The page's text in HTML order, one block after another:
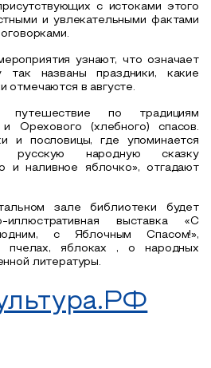
с истоками этого
и увлекательными фактами
узнают, что означает
так названы праздники, какие
отмечаются в августе.
путешествие по традициям
Орехового (хлебного) спасов.
и пословицы, где упоминается
русскую народную сказку
и наливное яблочко», отгадают
зале библиотеки будет
иллюстративная выставка «С
с Яблочным Спасом!»,
пчелах, яблоках , о народных
литературы.